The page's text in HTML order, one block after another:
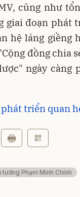
cũng như
giai đoạn phát
hệ láng giềng
đồng chia
ngày càng
triển quan
tướng Phạm Minh Chính